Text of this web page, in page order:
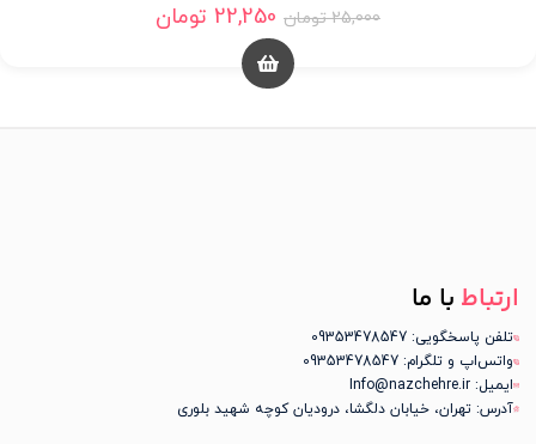
25,000 تومان 22,250 تومان
ارتباط با ما
تلفن پاسخگویی: 09353478547
واتس‌اپ و تلگرام: 09353478547
ایمیل: Info@nazchehre.ir
آدرس: تهران، خیابان دلگشا، درودیان کوچه شهید بلوری